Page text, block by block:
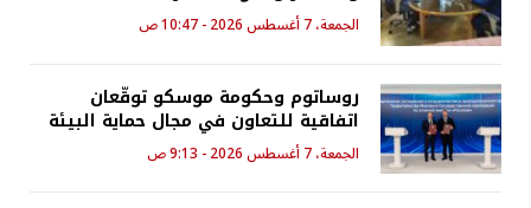
الجمعة، 7 أغسطس 2026 - 10:47 ص
روساتوم وحكومة موسكو توقّعان
اتفاقية للتعاون في مجال حماية البيئة
الجمعة، 7 أغسطس 2026 - 9:13 ص